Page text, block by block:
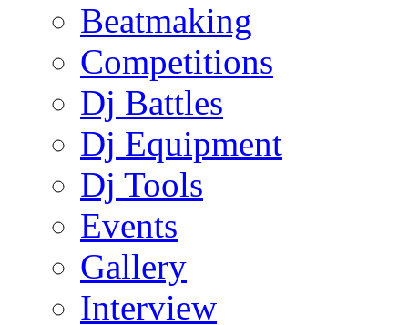
Beatmaking
Competitions
Dj Battles
Dj Equipment
Dj Tools
Events
Gallery
Interview